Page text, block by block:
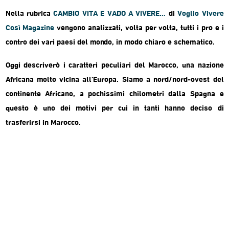
Nella rubricaCAMBIO VITA E VADO A VIVERE… diVoglio Vivere
Così Magazine vengono analizzati, volta per volta, tutti i pro e i
contro dei vari paesi del mondo, in modo chiaro e schematico.
Oggi descriverò i caratteri peculiari del Marocco, una nazione
Africana molto vicina all’Europa. Siamo a nord/nord-ovest del
continente Africano, a pochissimi chilometri dalla Spagna e
questo è uno dei motivi per cui in tanti hanno deciso di
trasferirsi in Marocco.